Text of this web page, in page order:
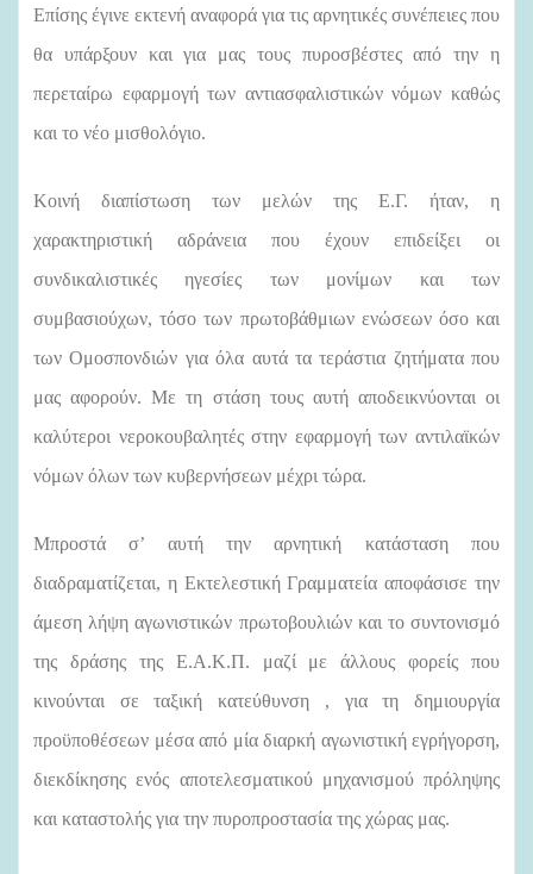
Επίσης έγινε εκτενή αναφορά για τις αρνητικές συνέπειες που
θα υπάρξουν και για μας τους πυροσβέστες από την η
περεταίρω εφαρμογή των αντιασφαλιστικών νόμων καθώς
και το νέο μισθολόγιο.
Κοινή διαπίστωση των μελών της Ε.Γ. ήταν, η
χαρακτηριστική αδράνεια που έχουν επιδείξει οι
συνδικαλιστικές ηγεσίες των μονίμων και των
συμβασιούχων, τόσο των πρωτοβάθμιων ενώσεων όσο και
των Ομοσπονδιών για όλα αυτά τα τεράστια ζητήματα που
μας αφορούν. Με τη στάση τους αυτή αποδεικνύονται οι
καλύτεροι νεροκουβαλητές στην εφαρμογή των αντιλαϊκών
νόμων όλων των κυβερνήσεων μέχρι τώρα.
Μπροστά σ’ αυτή την αρνητική κατάσταση που
διαδραματίζεται, η Εκτελεστική Γραμματεία αποφάσισε την
άμεση λήψη αγωνιστικών πρωτοβουλιών και το συντονισμό
της δράσης της Ε.Α.Κ.Π. μαζί με άλλους φορείς που
κινούνται σε ταξική κατεύθυνση , για τη δημιουργία
προϋποθέσεων μέσα από μία διαρκή αγωνιστική εγρήγορση,
διεκδίκησης ενός αποτελεσματικού μηχανισμού πρόληψης
και καταστολής για την πυροπροστασία της χώρας μας.